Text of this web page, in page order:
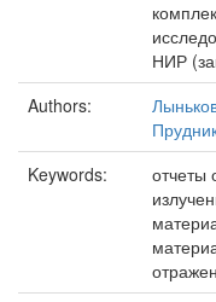
НИР
Authors:
Keywords:
отчеты